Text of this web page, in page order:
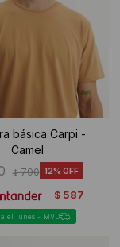
básica Carpi -
Camel
$ 790 12
$ 587
el lunes - MVD